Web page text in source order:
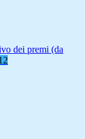
dei premi (da